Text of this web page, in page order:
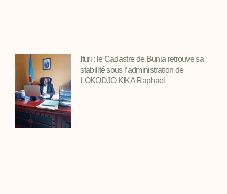
Ituri : le Cadastre de Bunia retrouve sa
stabilité sous l’administration de
LOKODJO KIKA Raphaël